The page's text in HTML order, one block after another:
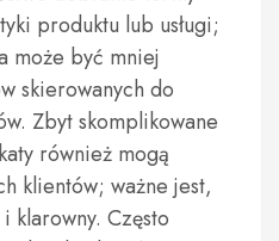
produktu lub usługi;
może być mniej
skierowanych do
Zbyt skomplikowane
również mogą
klientów; ważne jest,
klarowny. Często